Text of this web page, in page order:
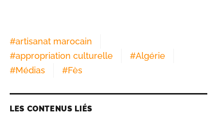
#artisanat marocain
#appropriation culturelle #Algérie
#Médias #Fès
LES CONTENUS LIÉS